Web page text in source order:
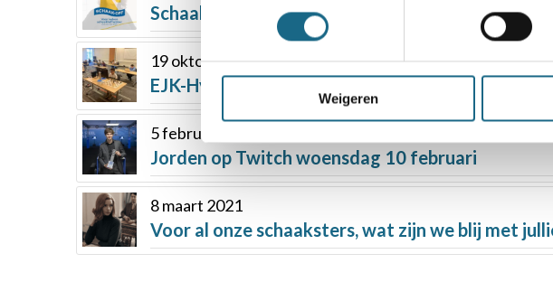
Weigeren
Schaak-Off: interview 1
19 oktober 2021
EJK-Hybrid – tweede dubbele ronde achter de
5 februari 2021
Jorden op Twitch woensdag 10 februari
8 maart 2021
Voor al onze schaaksters, wat zijn we blij met